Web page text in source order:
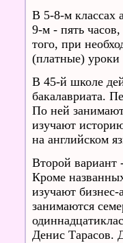
В 5-8-м классах
9-м - пять
того, при
(платные)
В 45-й школе
бакалавриата.
По ней
изучают
на английском
Второй вариант
Кроме
изучают
занимаются
Денис Тарасов.